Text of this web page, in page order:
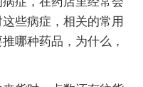
些病症，相关的常用
哪种药品，为什么，